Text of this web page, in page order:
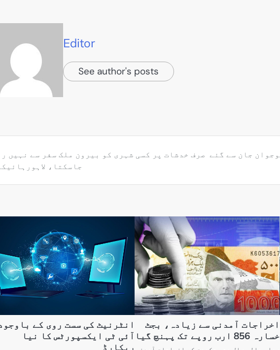
Editor
See author's posts
صرف خدشات پر کسی شہری کو بیرون ملک سفر سے نہیں
جاسکتا،
اخراجات آمدنی سے زیادہ، بجٹ
خسارہ 856 ارب روپے تک پہنچ گیا
انٹرنیٹ کی سست روی کے
آئی ٹی ایکسپورٹس کا نیا
ریکارڈ